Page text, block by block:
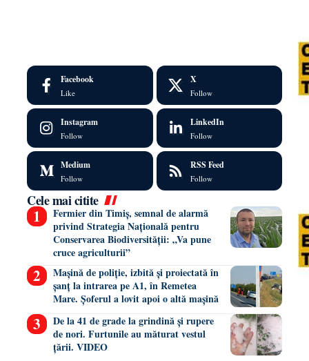
Facebook
Like
X
Follow
Instagram
Follow
LinkedIn
Follow
Medium
Follow
RSS Feed
Follow
Cele mai citite
Fermier din Timiș, semnal de alarmă
privind Strategia Națională pentru
Conservarea Biodiversității: „Va pune
cruce agriculturii”
Mașină de poliție, izbită și proiectată în
șanț la intrarea pe A1, în Remetea
Mare. Șoferul a lovit apoi o altă mașină
De la 41 de grade la grindină și rupere
de nori. Furtunile au măturat vestul
țării. VIDEO